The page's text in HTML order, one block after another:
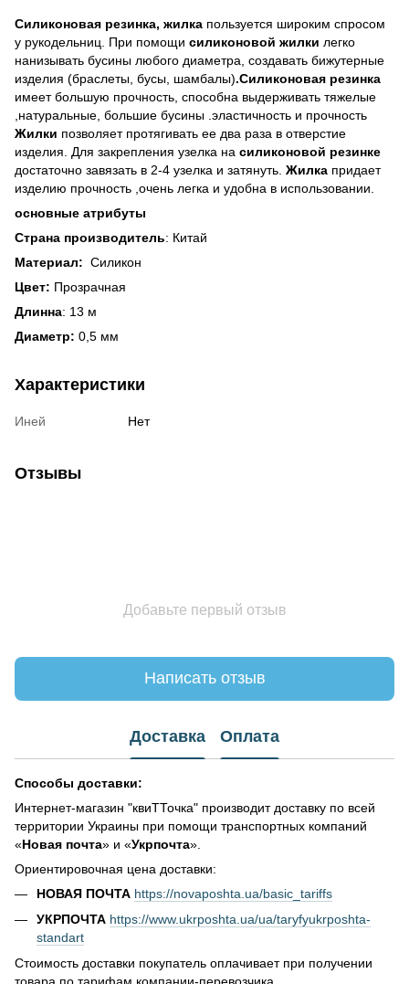
Силиконовая резинка, жилка пользуется широким спросом
у рукодельниц. При помощи силиконовой жилки легко
нанизывать бусины любого диаметра, создавать бижутерные
изделия (браслеты, бусы, шамбалы).Силиконовая резинка
имеет большую прочность, способна выдерживать тяжелые
,натуральные, большие бусины .эластичность и прочность
Жилки позволяет протягивать ее два раза в отверстие
изделия. Для закрепления узелка на силиконовой резинке
достаточно завязать в 2-4 узелка и затянуть. Жилка придает
изделию прочность ,очень легка и удобна в использовании.
основные атрибуты
Страна производитель: Китай
Материал: Силикон
Цвет: Прозрачная
Длинна: 13 м
Диаметр: 0,5 мм
Характеристики
Иней Нет
Отзывы
Добавьте первый отзыв
Написать отзыв
Доставка Оплата
Способы доставки:
Интернет-магазин "квиТТочка" производит доставку по всей
территории Украины при помощи транспортных компаний
«Новая почта» и «Укрпочта».
Ориентировочная цена доставки:
НОВАЯ ПОЧТА https://novaposhta.ua/basic_tariffs
УКРПОЧТА https://www.ukrposhta.ua/ua/taryfyukrposhta-
standart
Стоимость доставки покупатель оплачивает при получении